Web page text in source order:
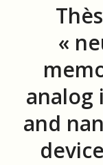
«
analog
and